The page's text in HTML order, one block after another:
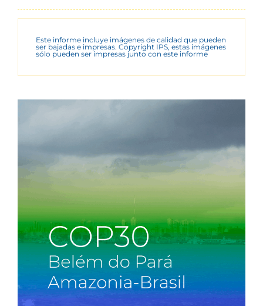
Este informe incluye imágenes de calidad que pueden
ser bajadas e impresas. Copyright IPS, estas imágenes
sólo pueden ser impresas junto con este informe